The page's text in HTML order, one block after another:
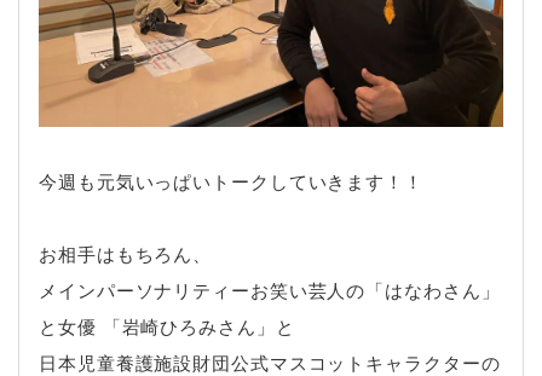
今週も元気いっぱいトークしていきます！！
お相手はもちろん、
メインパーソナリティーお笑い芸人の「はなわさん」
と女優 「岩崎ひろみさん」と
日本児童養護施設財団公式マスコットキャラクターの